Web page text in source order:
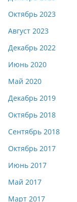
Октябрь 2023
Август 2023
Декабрь 2022
Июнь 2020
Май 2020
Декабрь 2019
Октябрь 2018
Сентябрь 2018
Октябрь 2017
Июнь 2017
Май 2017
Март 2017